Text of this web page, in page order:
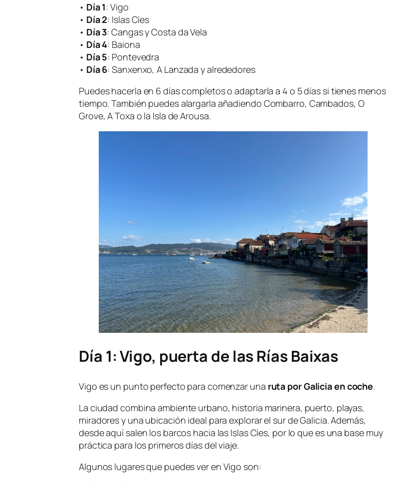
• Día 1: Vigo
• Día 2: Islas Cíes
• Día 3: Cangas y Costa da Vela
• Día 4: Baiona
• Día 5: Pontevedra
• Día 6: Sanxenxo, A Lanzada y alrededores
Puedes hacerla en 6 días completos o adaptarla a 4 o 5 días si tienes menos
tiempo. También puedes alargarla añadiendo Combarro, Cambados, O
Grove, A Toxa o la Isla de Arousa.
Día 1: Vigo, puerta de las Rías Baixas
Vigo es un punto perfecto para comenzar una ruta por Galicia en coche.
La ciudad combina ambiente urbano, historia marinera, puerto, playas,
miradores y una ubicación ideal para explorar el sur de Galicia. Además,
desde aquí salen los barcos hacia las Islas Cíes, por lo que es una base muy
práctica para los primeros días del viaje.
Algunos lugares que puedes ver en Vigo son: